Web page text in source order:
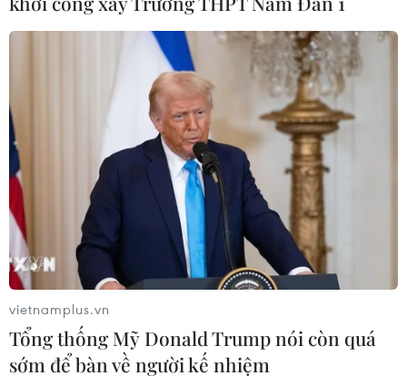
vietnamplus.vn
Tổng thống Mỹ Donald Trump nói còn quá
sớm để bàn về người kế nhiệm